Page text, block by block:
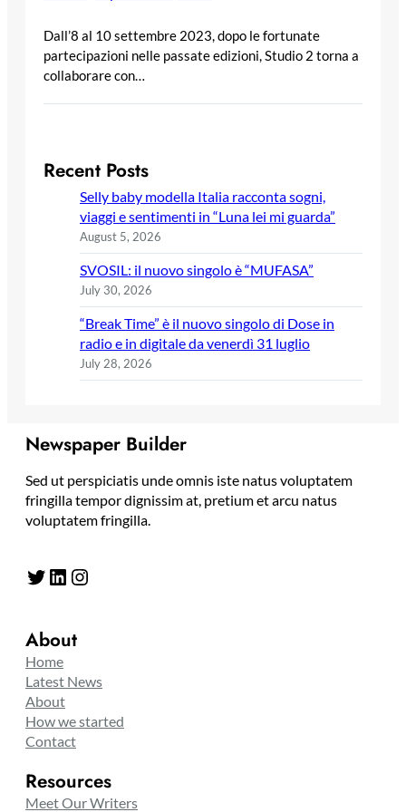
Dall’8 al 10 settembre 2023, dopo le fortunate
partecipazioni nelle passate edizioni, Studio 2 torna a
collaborare con…
Recent Posts
Selly baby modella Italia racconta sogni,
viaggi e sentimenti in “Luna lei mi guarda”
August 5, 2026
SVOSIL: il nuovo singolo è “MUFASA”
July 30, 2026
“Break Time” è il nuovo singolo di Dose in
radio e in digitale da venerdì 31 luglio
July 28, 2026
Newspaper Builder
Sed ut perspiciatis unde omnis iste natus voluptatem
fringilla tempor dignissim at, pretium et arcu natus
voluptatem fringilla.
Twitter LinkedIn Instagram
About
Home
Latest News
About
How we started
Contact
Resources
Meet Our Writers